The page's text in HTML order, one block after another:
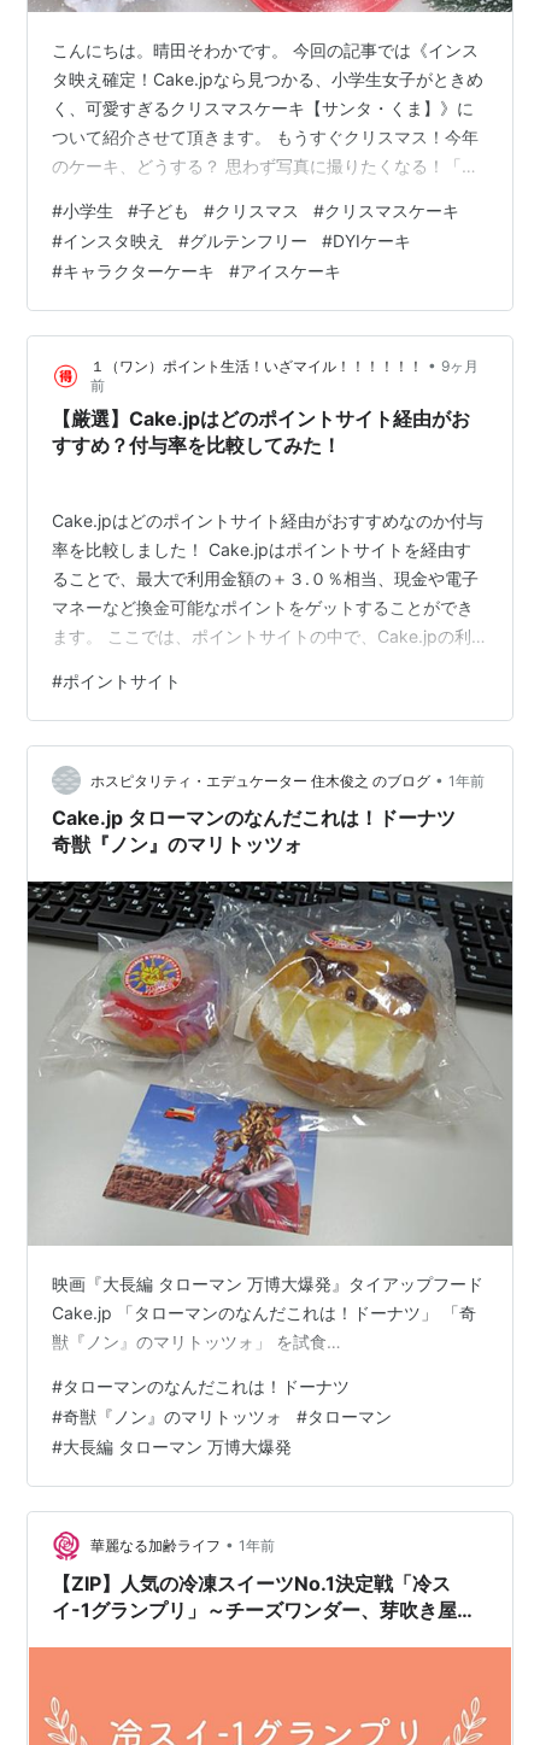
こんにちは。晴田そわかです。 今回の記事では《インス
タ映え確定！Cake.jpなら見つかる、小学生女子がときめ
く、可愛すぎるクリスマスケーキ【サンタ・くま】》に
ついて紹介させて頂きます。 もうすぐクリスマス！今年
のケーキ、どうする？ 思わず写真に撮りたくなる！「可
「あわてんぼうのサンタ」 食べるのがもったいない！
「くまちゃんサンタのムース」 「体験」こそ最高のプレ
ゼント！子どもの創造力を刺激するケーキ 最後の仕上げ
は自分たちで！「ツリー型DIYケーキ」 断面の科学！？
「まるごとメロンケーキ」 「冷凍ケーキ」って実際どう
なの？忙しい親へのメリッ…
#小学生 #子ども #クリスマス #クリスマスケーキ
#インスタ映え #グルテンフリー #DYIケーキ
#キャラクターケーキ #アイスケーキ
１（ワン）ポイント生活！いざマイル！！！！！！ • 9ヶ月
前
【厳選】Cake.jpはどのポイントサイト経由がお
すすめ？付与率を比較してみた！
Cake.jpはどのポイントサイト経由がおすすめなのか付与
率を比較しました！ Cake.jpはポイントサイトを経由す
ることで、最大で利用金額の＋３.０％相当、現金や電子
マネーなど換金可能なポイントをゲットすることができ
ます。 ここでは、ポイントサイトの中で、Cake.jpの利
るのか比較・検討してみました。 Cake.jpのポイントサ
イト別のポイント付与率を比較してみた ポイントサイト
名 ポイント還元率 当ブログ特典 楽天リーベイツ
（Rebates） +3.0% 600円相当のポイント ハピタス
（hapitas） +1.8% 2,000円相当のポ…
#ポイントサイト
ホスピタリティ・エデュケーター 住木俊之 のブログ • 1年前
Cake.jp タローマンのなんだこれは！ドーナツ
奇獣『ノン』のマリトッツォ
映画『大長編 タローマン 万博大爆発』タイアップフード
Cake.jp 「タローマンのなんだこれは！ドーナツ」 「奇
獣『ノン』のマリトッツォ」 を試食…
#タローマンのなんだこれは！ドーナツ
#奇獣『ノン』のマリトッツォ #タローマン
#大長編 タローマン 万博大爆発
華麗なる加齢ライフ • 1年前
【ZIP】人気の冷凍スイーツNo.1決定戦「冷ス
イ-1グランプリ」～チーズワンダー、芽吹き屋黒